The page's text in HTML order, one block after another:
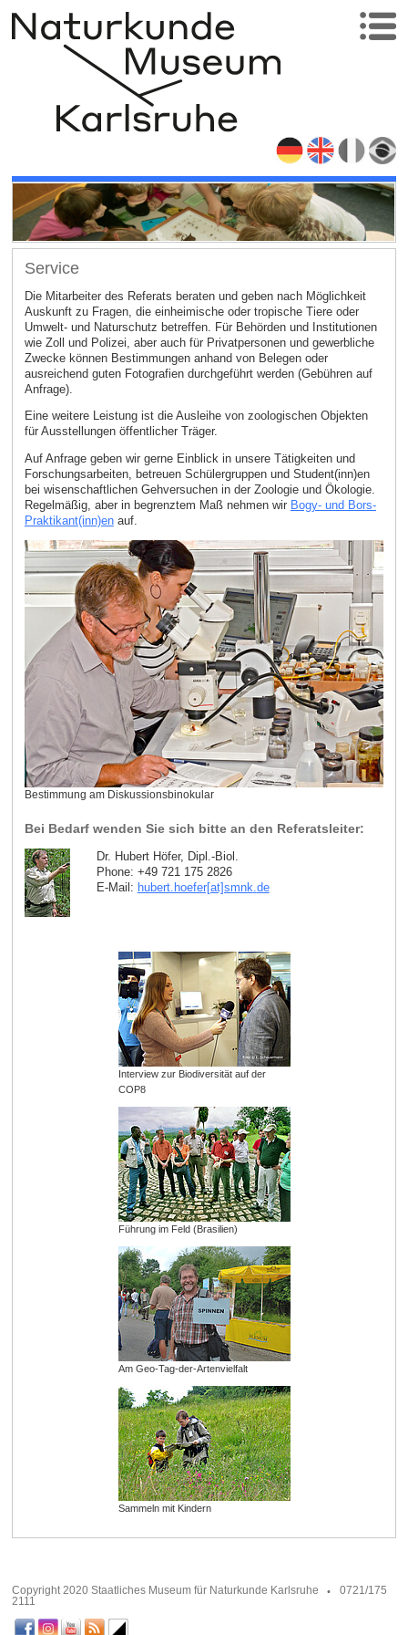
Service
Die Mitarbeiter des Referats beraten und geben nach Möglichkeit
Auskunft zu Fragen, die einheimische oder tropische Tiere oder
Umwelt- und Naturschutz betreffen. Für Behörden und Institutionen
wie Zoll und Polizei, aber auch für Privatpersonen und gewerbliche
Zwecke können Bestimmungen anhand von Belegen oder
ausreichend guten Fotografien durchgeführt werden (Gebühren auf
Anfrage).
Eine weitere Leistung ist die Ausleihe von zoologischen Objekten
für Ausstellungen öffentlicher Träger.
Auf Anfrage geben wir gerne Einblick in unsere Tätigkeiten und
Forschungsarbeiten, betreuen Schülergruppen und Student(inn)en
bei wisenschaftlichen Gehversuchen in der Zoologie und Ökologie.
Regelmäßig, aber in begrenztem Maß nehmen wir Bogy- und Bors-
Praktikant(inn)enauf.
Bestimmung am Diskussionsbinokular
Bei Bedarf wenden Sie sich bitte an den Referatsleiter:
Dr. Hubert Höfer, Dipl.-Biol.
Phone: +49 721 175 2826
E-Mail: hubert.hoefer[at]smnk de
Interview zur Biodiversität auf der
COP8
Führung im Feld (Brasilien)
Am Geo-Tag-der-Artenvielfalt
Sammeln mit Kindern
Copyright 2020 Staatliches Museum für Naturkunde Karlsruhe
0721/175
2111